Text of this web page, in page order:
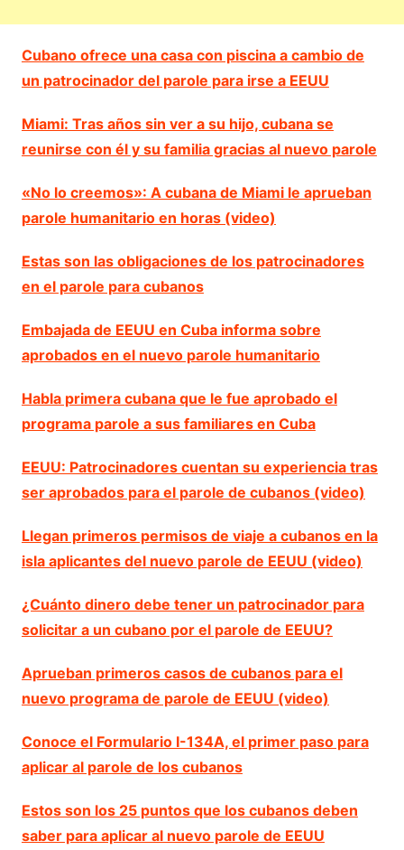
Cubano ofrece una casa con piscina a cambio de
un patrocinador del parole para irse a EEUU
Miami: Tras años sin ver a su hijo, cubana se
reunirse con él y su familia gracias al nuevo parole
«No lo creemos»: A cubana de Miami le aprueban
parole humanitario en horas (video)
Estas son las obligaciones de los patrocinadores
en el parole para cubanos
Embajada de EEUU en Cuba informa sobre
aprobados en el nuevo parole humanitario
Habla primera cubana que le fue aprobado el
programa parole a sus familiares en Cuba
EEUU: Patrocinadores cuentan su experiencia tras
ser aprobados para el parole de cubanos (video)
Llegan primeros permisos de viaje a cubanos en la
isla aplicantes del nuevo parole de EEUU (video)
¿Cuánto dinero debe tener un patrocinador para
solicitar a un cubano por el parole de EEUU?
Aprueban primeros casos de cubanos para el
nuevo programa de parole de EEUU (video)
Conoce el Formulario I-134A, el primer paso para
aplicar al parole de los cubanos
Estos son los 25 puntos que los cubanos deben
saber para aplicar al nuevo parole de EEUU